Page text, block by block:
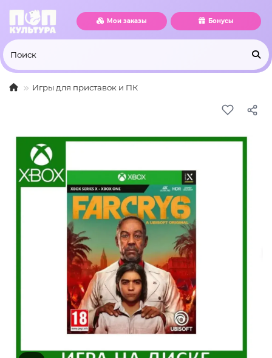
Мои заказы Бонусы
Игры для приставок и ПК